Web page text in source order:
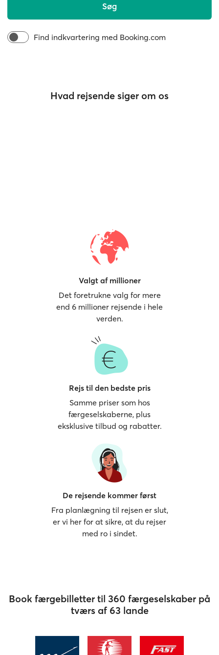
Søg
Find indkvartering med Booking.com
Hvad rejsende siger om os
Valgt af millioner
Det foretrukne valg for mere
end 6 millioner rejsende i hele
verden.
Rejs til den bedste pris
Samme priser som hos
færgeselskaberne, plus
eksklusive tilbud og rabatter.
De rejsende kommer først
Fra planlægning til rejsen er slut,
er vi her for at sikre, at du rejser
med ro i sindet.
Book færgebilletter til 360 færgeselskaber på
tværs af 63 lande